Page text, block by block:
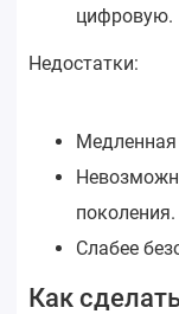
цифровую.
Недостатки:
Медленная
поколения.
Слабее
Как